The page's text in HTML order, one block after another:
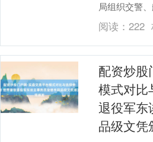
局组织交警
结禁毒支队
全集结宣传
阅读：222
配资炒股
模式对比
退役军东
品级文凭
3940.04